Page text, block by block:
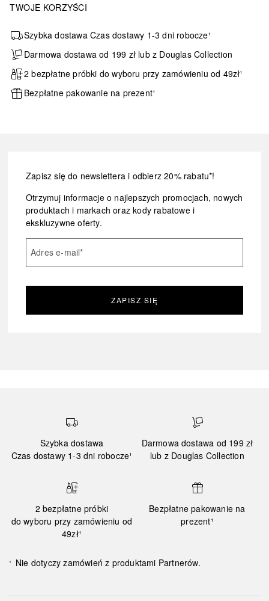
TWOJE KORZYŚCI
Szybka dostawa Czas dostawy 1-3 dni robocze¹
Darmowa dostawa od 199 zł lub z Douglas Collection
2 bezpłatne próbki do wyboru przy zamówieniu od 49zł¹
Bezpłatne pakowanie na prezent¹
Zapisz się do newslettera i odbierz 20% rabatu*!
Otrzymuj informacje o najlepszych promocjach, nowych
produktach i markach oraz kody rabatowe i
ekskluzywne oferty.
Adres e-mail*
ZAPISZ SIĘ
Szybka dostawa
Czas dostawy 1-3 dni robocze¹
Darmowa dostawa od 199 zł
lub z Douglas Collection
2 bezpłatne próbki
do wyboru przy zamówieniu od
49zł¹
Bezpłatne pakowanie na
prezent¹
¹ Nie dotyczy zamówień z produktami Partnerów.